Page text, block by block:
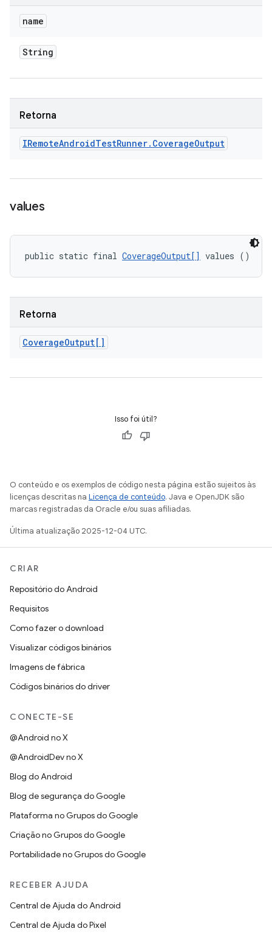
name
String
Retorna
IRemoteAndroidTestRunner. CoverageOutput
values
public static final CoverageOutput[] values ()
Retorna
CoverageOutput[]
Isso foi útil?
O conteúdo e os exemplos de código nesta página estão sujeitos às
licenças descritas na Licença de conteúdo. Java e OpenJDK são
marcas registradas da Oracle e/ou suas afiliadas.
Última atualização 2025-12-04 UTC.
CRIAR
Repositório do Android
Requisitos
Como fazer o download
Visualizar códigos binários
Imagens de fábrica
Códigos binários do driver
CONECTE-SE
@Android no X
@AndroidDev no X
Blog do Android
Blog de segurança do Google
Plataforma no Grupos do Google
Criação no Grupos do Google
Portabilidade no Grupos do Google
RECEBER AJUDA
Central de Ajuda do Android
Central de Ajuda do Pixel